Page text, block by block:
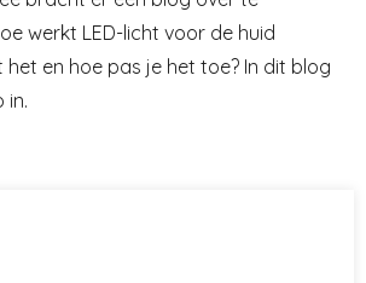
werkt LED-licht voor de huid
en hoe pas je het toe? In dit blog
in.